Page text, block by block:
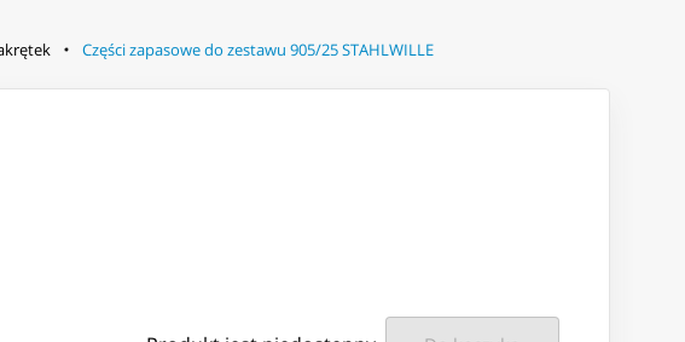
Części zapasowe do zestawu 905/25 STAHLWILLE